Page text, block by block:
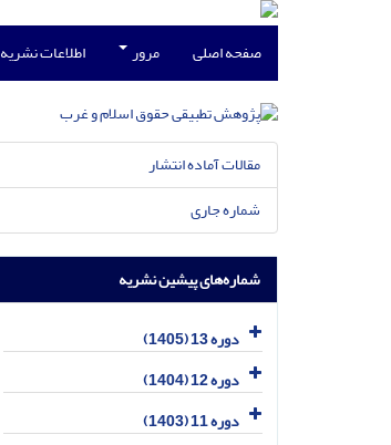
صفحه اصلی مرور اطلاعات نشریه
مقالات آماده انتشار
شماره جاری
شماره‌های پیشین نشریه
دوره 13 (1405)
دوره 12 (1404)
دوره 11 (1403)